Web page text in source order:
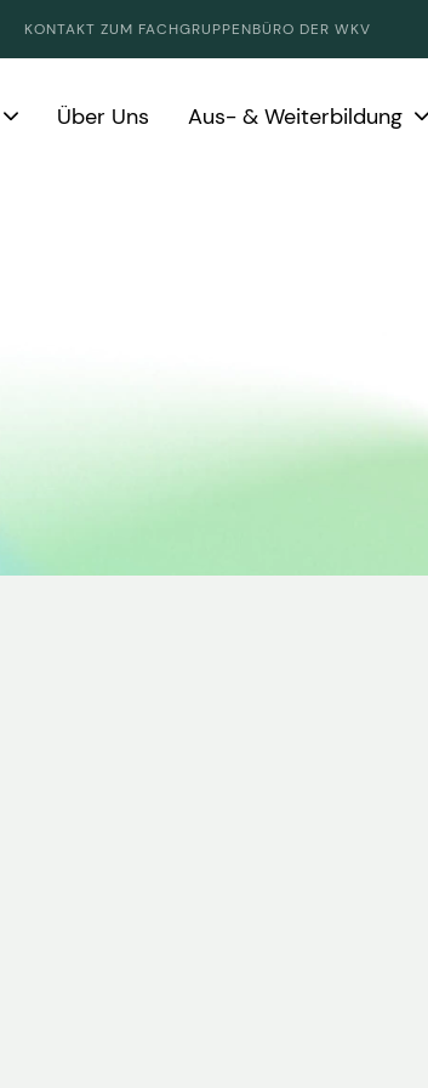
KONTAKT ZUM FACHGRUPPENBÜRO DER WKV
Über Uns Aus- & Weiterbildung